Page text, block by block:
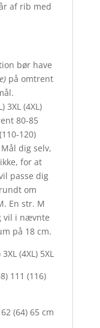
af rib med
bør have
på omtrent
3XL (4XL)
80-85
120)
dig selv,
for at
passe dig
om
En str. M
vil i nævnte
på 18 cm.
3XL (4XL) 5XL
111 (116)
(64) 65 cm